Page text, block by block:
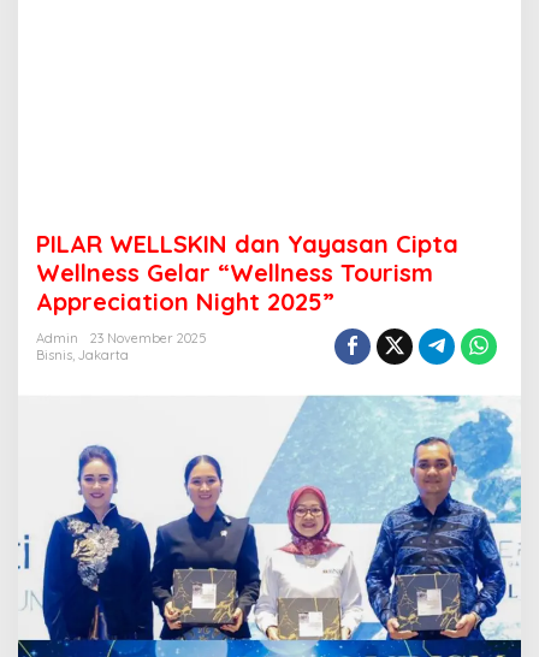
PILAR WELLSKIN dan Yayasan Cipta
Wellness Gelar “Wellness Tourism
Appreciation Night 2025”
Admin
23 November 2025
Bisnis, Jakarta